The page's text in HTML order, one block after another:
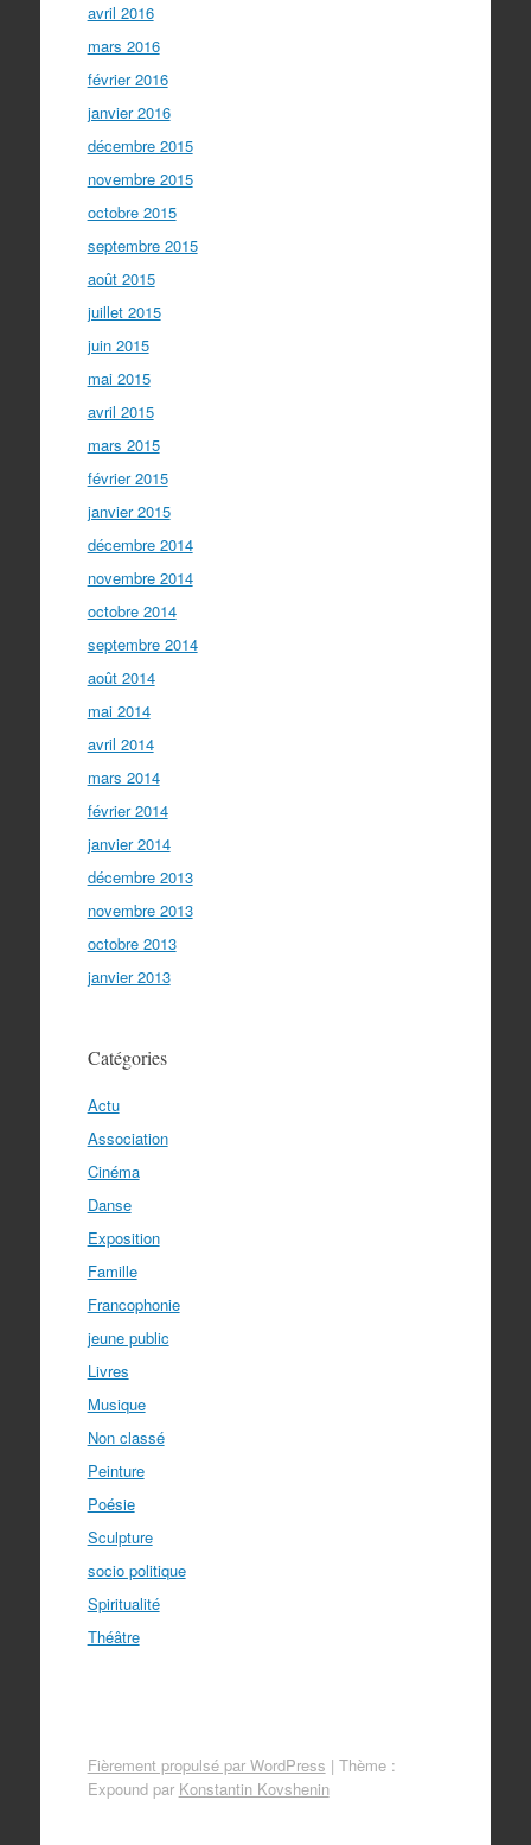
avril 2016
mars 2016
février 2016
janvier 2016
décembre 2015
novembre 2015
octobre 2015
septembre 2015
août 2015
juillet 2015
juin 2015
mai 2015
avril 2015
mars 2015
février 2015
janvier 2015
décembre 2014
novembre 2014
octobre 2014
septembre 2014
août 2014
mai 2014
avril 2014
mars 2014
février 2014
janvier 2014
décembre 2013
novembre 2013
octobre 2013
janvier 2013
Catégories
Actu
Association
Cinéma
Danse
Exposition
Famille
Francophonie
jeune public
Livres
Musique
Non classé
Peinture
Poésie
Sculpture
socio politique
Spiritualité
Théâtre
Fièrement propulsé par WordPress | Thème :
Expound par Konstantin Kovshenin